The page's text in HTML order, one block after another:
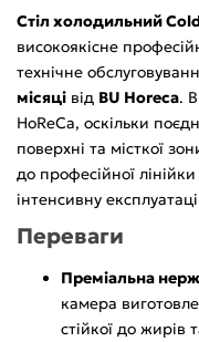
Стіл холодильний
високоякісне
технічне
місяці від BU Horeca.
HoReCa, оскільки
поверхні та місткої
до професійної
інтенсивну
Переваги
Преміальна
камера
стійкої до жирів